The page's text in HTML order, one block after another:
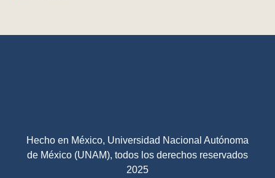
Hecho en México, Universidad Nacional Autónoma
de México (UNAM), todos los derechos reservados
2025